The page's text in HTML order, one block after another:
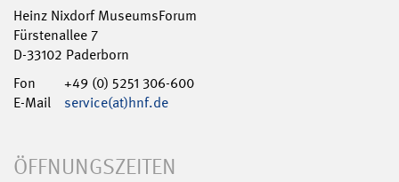
Heinz Nixdorf MuseumsForum
Fürstenallee 7
D-33102 Paderborn
Fon
+49 (0) 5251 306-600
E-Mail
service(at)hnf.de
ÖFFNUNGSZEITEN